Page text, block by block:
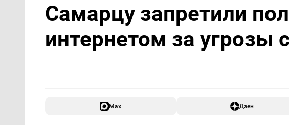
Самарцу запретили
интернетом за угрозы
Max Дзен